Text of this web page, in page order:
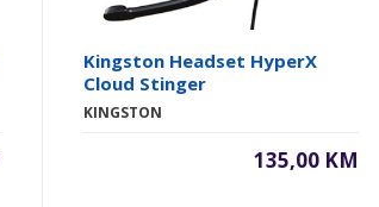
Kingston Headset HyperX
Cloud Stinger
KINGSTON
135,00 KM